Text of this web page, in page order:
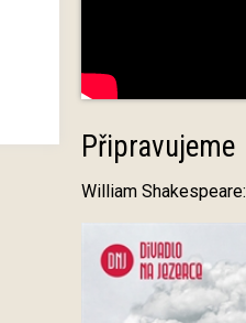
Připravujeme
William Shakespeare: